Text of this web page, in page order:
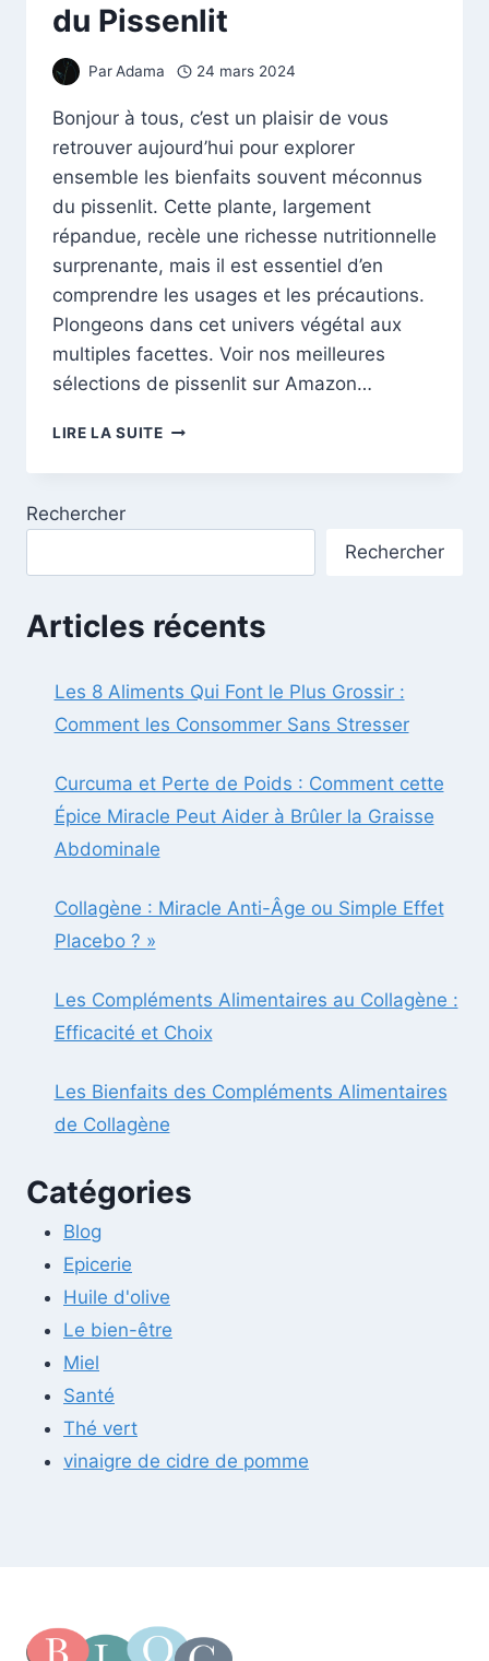
du Pissenlit
ParAdama 24 mars 2024
Bonjour à tous, c’est un plaisir de vous
retrouver aujourd’hui pour explorer
ensemble les bienfaits souvent méconnus
du pissenlit. Cette plante, largement
répandue, recèle une richesse nutritionnelle
surprenante, mais il est essentiel d’en
comprendre les usages et les précautions.
Plongeons dans cet univers végétal aux
multiples facettes. Voir nos meilleures
sélections de pissenlit sur Amazon…
LIRE LA SUITELE
DÉCOUVREZ
PISSENLIT
Rechercher
Rechercher
Articles récents
Les 8 Aliments Qui Font le Plus Grossir :
Comment les Consommer Sans Stresser
Curcuma et Perte de Poids : Comment cette
Épice Miracle Peut Aider à Brûler la Graisse
Abdominale
Collagène : Miracle Anti-Âge ou Simple Effet
Placebo ? »
Les Compléments Alimentaires au Collagène :
Efficacité et Choix
Les Bienfaits des Compléments Alimentaires
de Collagène
Catégories
Blog
Epicerie
Huile d'olive
Le bien-être
Miel
Santé
Thé vert
vinaigre de cidre de pomme